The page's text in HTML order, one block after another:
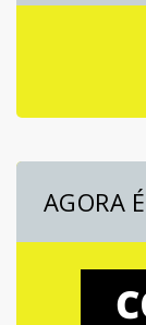
AGORA